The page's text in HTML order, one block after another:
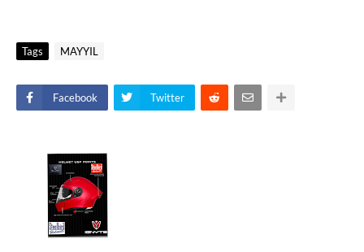
Tags MAYYIL
Facebook Twitter